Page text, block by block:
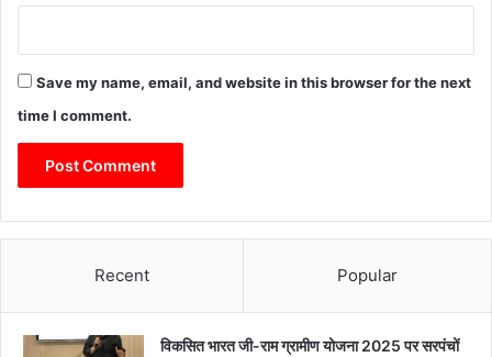
Save my name, email, and website in this browser for the next
time I comment.
Recent Popular
विकसित भारत जी-राम ग्रामीण योजना 2025 पर सरपंचों